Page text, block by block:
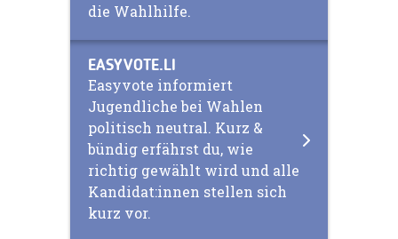
die Wahlhilfe.
EASYVOTE.LI
Easyvote informiert
Jugendliche bei Wahlen
politisch neutral. Kurz &
bündig erfährst du, wie
richtig gewählt wird und alle
Kandidat:innen stellen sich
kurz vor.